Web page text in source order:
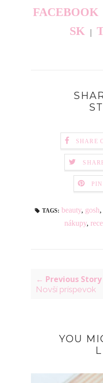
FACEBOOK
SK
|
SHARE
TAGS: beauty, gosh,
nákupy,
← Previous Story
Novší príspevok
YOU